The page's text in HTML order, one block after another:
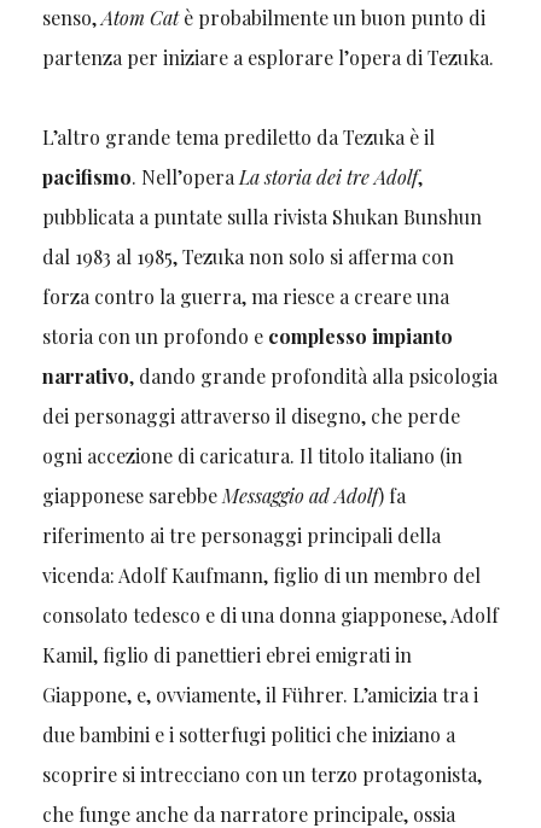
senso,Atom Catè probabilmente un buon punto di
partenza per iniziare a esplorare l’opera di Tezuka.
L’altro grande tema prediletto da Tezuka è il
pacifismo. Nell’opera La storia dei tre Adolf,
pubblicata a puntate sulla rivista Shukan Bunshun
dal 1983 al 1985, Tezuka non solo si afferma con
forza contro la guerra, ma riesce a creare una
storia con un profondo e complesso impianto
narrativo, dando grande profondità alla psicologia
dei personaggi attraverso il disegno, che perde
ogni accezione di caricatura. Il titolo italiano (in
giapponese sarebbe Messaggio ad Adolf) fa
riferimento ai tre personaggi principali della
vicenda: Adolf Kaufmann, figlio di un membro del
consolato tedesco e di una donna giapponese, Adolf
Kamil, figlio di panettieri ebrei emigrati in
Giappone, e, ovviamente, il Führer. L’amicizia tra i
due bambini e i sotterfugi politici che iniziano a
scoprire si intrecciano con un terzo protagonista,
che funge anche da narratore principale, ossia